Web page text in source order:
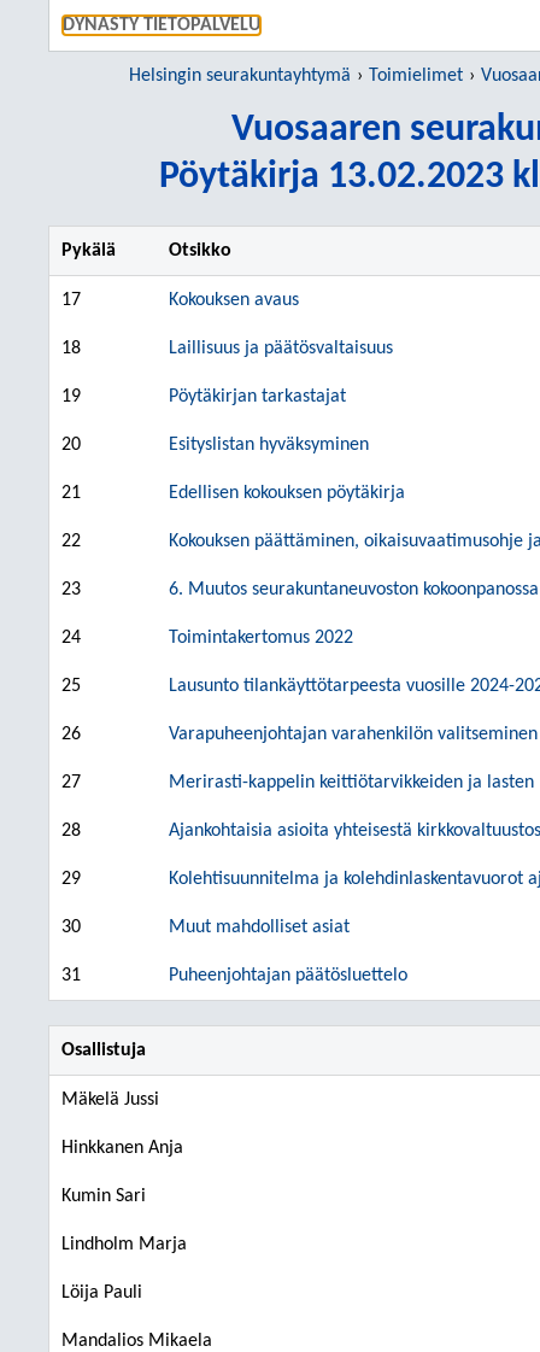
DYNASTY TIETOPALVELU
Helsingin seurakuntayhtymä Toimielimet
Vuosaaren
Pöytäkirja 13.02.2023
Pykälä Otsikko
17 Kokouksen avaus
18 Laillisuus ja päätösvaltaisuus
19 Pöytäkirjan tarkastajat
20 Esityslistan hyväksyminen
21 Edellisen kokouksen pöytäkirja
22 Kokouksen päättäminen, oikaisuvaatimusohje
23 6. Muutos seurakuntaneuvoston kokoonpanossa
24 Toimintakertomus 2022
25 Lausunto tilankäyttötarpeesta vuosille 2024-
26 Varapuheenjohtajan varahenkilön
27 Merirasti-kappelin keittiötarvikkeiden ja
28 Ajankohtaisia asioita yhteisestä
29 Kolehtisuunnitelma ja kolehdinlaskentavuorot
30 Muut mahdolliset asiat
31 Puheenjohtajan päätösluettelo
Osallistuja
Mäkelä Jussi
Hinkkanen Anja
Kumin Sari
Lindholm Marja
Löija Pauli
Mandalios Mikaela